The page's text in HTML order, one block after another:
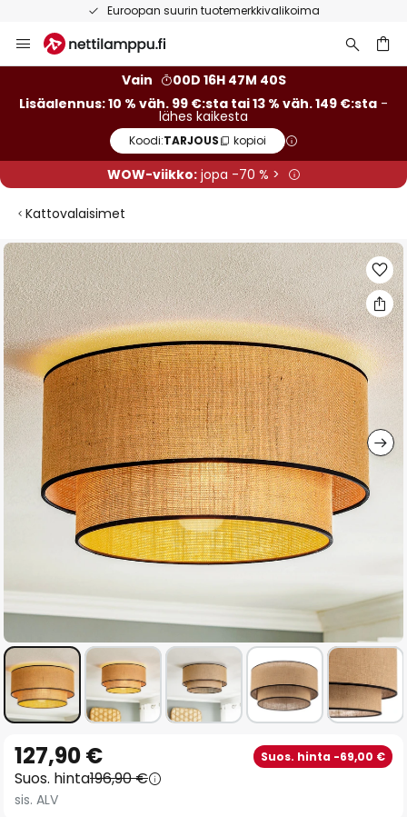
Euroopan suurin tuotemerkkivalikoima
to
Vain
00D 16H 47M 39S
Lisäalennus: 10 % väh. 99 €:sta tai 13 % väh. 149 €:sta -
lähes kaikesta
Koodi:TARJOUS kopioi
WOW-viikko:jopa -70 % >
Kattovalaisimet
Skip
to
the
end
of
the
images
gallery
to
the
beginning
127,90 € Suos. hinta -69,00 €
Suos. hinta196,90 €
sis. ALV